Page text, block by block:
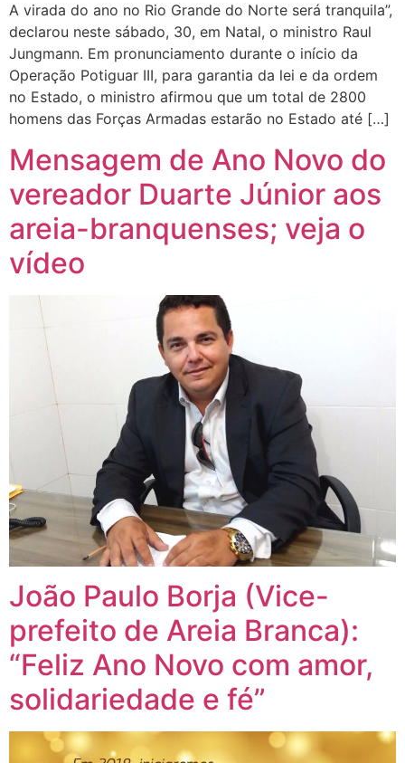
A virada do ano no Rio Grande do Norte será tranquila”,
declarou neste sábado, 30, em Natal, o ministro Raul
Jungmann. Em pronunciamento durante o início da
Operação Potiguar III, para garantia da lei e da ordem
no Estado, o ministro afirmou que um total de 2800
homens das Forças Armadas estarão no Estado até […]
Mensagem de Ano Novo do
vereador Duarte Júnior aos
areia-branquenses; veja o
vídeo
João Paulo Borja (Vice-
prefeito de Areia Branca):
“Feliz Ano Novo com amor,
solidariedade e fé”